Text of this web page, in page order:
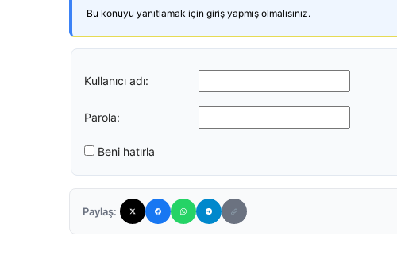
Bu konuyu yanıtlamak için giriş yapmış olmalısınız.
Kullanıcı adı:
Parola:
Beni hatırla
Paylaş: